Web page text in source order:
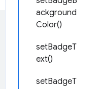
ackground
Color()
setBadgeT
ext()
setBadgeT